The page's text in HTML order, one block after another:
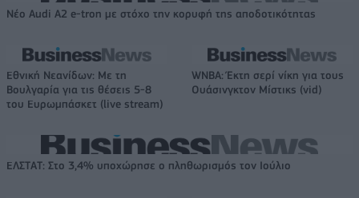
Νέο Audi A2 e-tron με στόχο την κορυφή της αποδοτικότητας
Εθνική Νεανίδων: Με τη
Βουλγαρία για τις θέσεις 5-8
του Ευρωμπάσκετ (live stream)
WNBA: Έκτη σερί νίκη για τους
Ουάσινγκτον Μίστικς (vid)
ΕΛΣΤΑΤ: Στο 3,4% υποχώρησε ο πληθωρισμός τον Ιούλιο